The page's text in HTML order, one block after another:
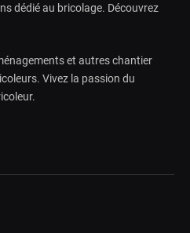
dédié au bricolage. Découvrez
et autres chantier
Vivez la passion du